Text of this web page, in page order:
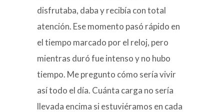
disfrutaba, daba y recibía con total
atención. Ese momento pasó rápido en
el tiempo marcado por el reloj, pero
mientras duró fue intenso y no hubo
tiempo. Me pregunto cómo sería vivir
así todo el día. Cuánta carga no sería
llevada encima si estuviéramos en cada